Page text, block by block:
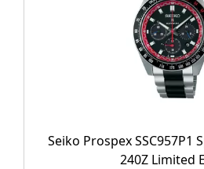
Seiko Prospex SSC957P1
240Z Limited